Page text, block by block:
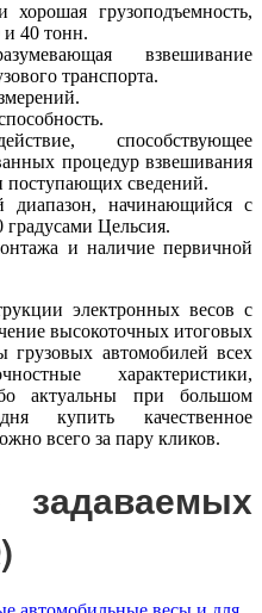
грузоподъемность,
и 40 тонн.
взвешивание
транспорта.
способствующее
процедур взвешивания
поступающих сведений.
диапазон, начинающийся с
Цельсия.
и наличие первичной
электронных весов с
высокоточных итоговых
грузовых автомобилей всех
характеристики,
актуальны при большом
купить качественное
всего за пару кликов.
задаваемых